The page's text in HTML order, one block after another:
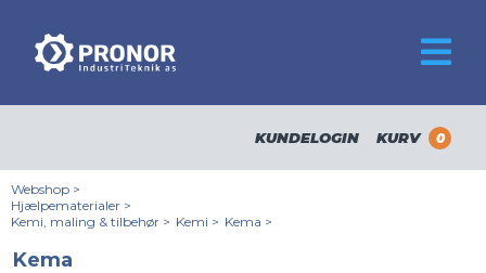
KUNDELOGIN KURV 0
Webshop >
Hjælpematerialer >
Kemi, maling & tilbehør > Kemi > Kema >
Kema